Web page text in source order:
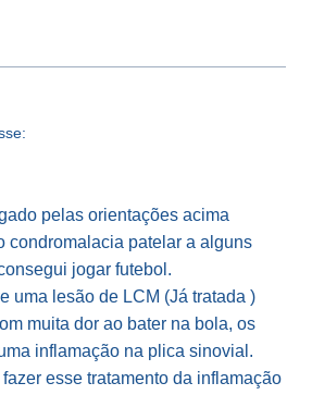
pelas orientações acima
condromalacia patelar a alguns
jogar futebol.
uma lesão de LCM (Já tratada )
muita dor ao bater na bola, os
inflamação na plica sinovial.
esse tratamento da inflamação